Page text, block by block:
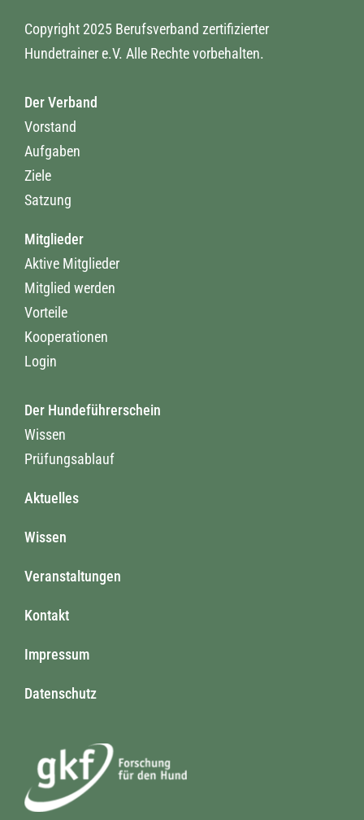
Copyright 2025 Berufsverband zertifizierter
Hundetrainer e.V. Alle Rechte vorbehalten.
Der Verband
Vorstand
Aufgaben
Ziele
Satzung
Mitglieder
Aktive Mitglieder
Mitglied werden
Vorteile
Kooperationen
Login
Der Hundeführerschein
Wissen
Prüfungsablauf
Aktuelles
Wissen
Veranstaltungen
Kontakt
Impressum
Datenschutz